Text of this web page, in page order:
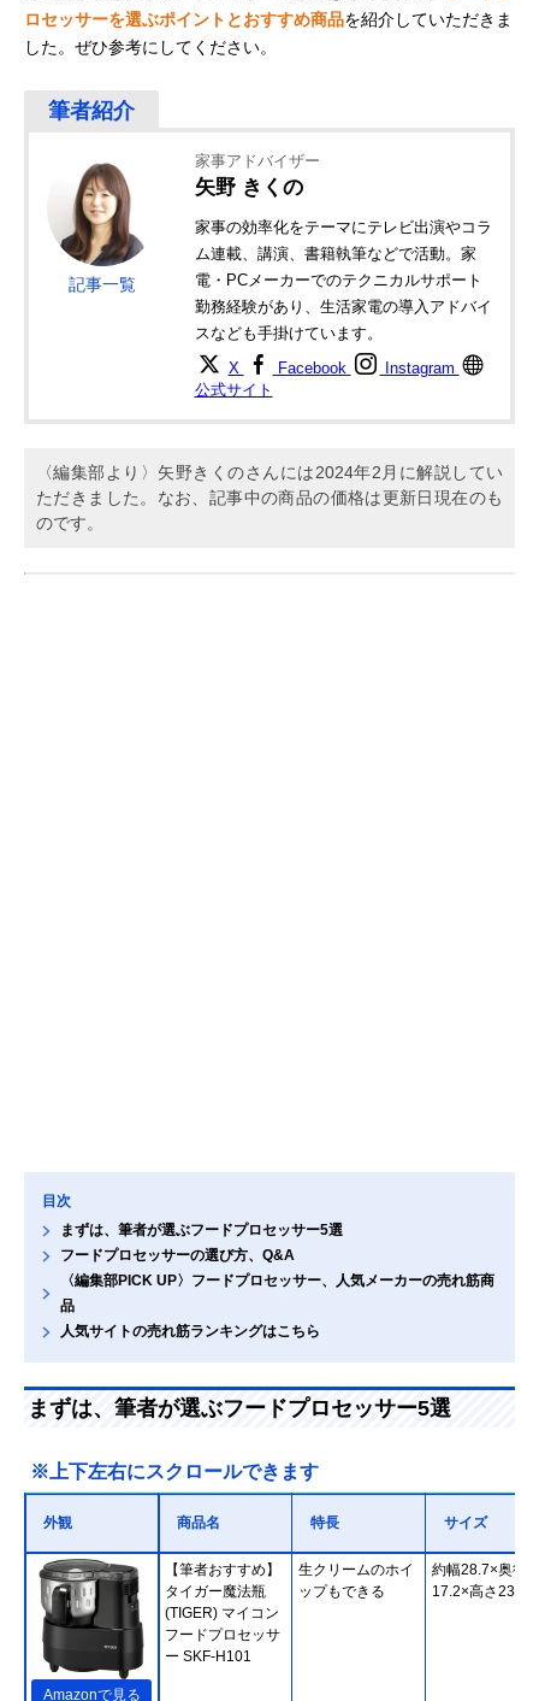
ロセッサーを選ぶポイントとおすすめ商品を紹介していただきま
した。ぜひ参考にしてください。
記事一覧
家事アドバイザー
矢野 きくの
家事の効率化をテーマにテレビ出演やコラ
ム連載、講演、書籍執筆などで活動。家
電・PCメーカーでのテクニカルサポート
勤務経験があり、生活家電の導入アドバイ
スなども手掛けています。
X Facebook
Instagram
公式サイト
〈編集部より〉矢野きくのさんには2024年2月に解説してい
ただきました。なお、記事中の商品の価格は更新日現在のも
のです。
目次
まずは、筆者が選ぶフードプロセッサー5選
フードプロセッサーの選び方、Q&A
〈編集部PICK UP〉フードプロセッサー、人気メーカーの売れ筋商
品
人気サイトの売れ筋ランキングはこちら
まずは、筆者が選ぶフードプロセッサー5選
※上下左右にスクロールできます
外観 商品名 特長 サイズ
Amazonで見る
【筆者おすすめ】
タイガー魔法瓶
(TIGER) マイコン
フードプロセッサ
ー SKF-H101
生クリームのホイ
ップもできる
約幅28.7×奥行
17.2×高さ